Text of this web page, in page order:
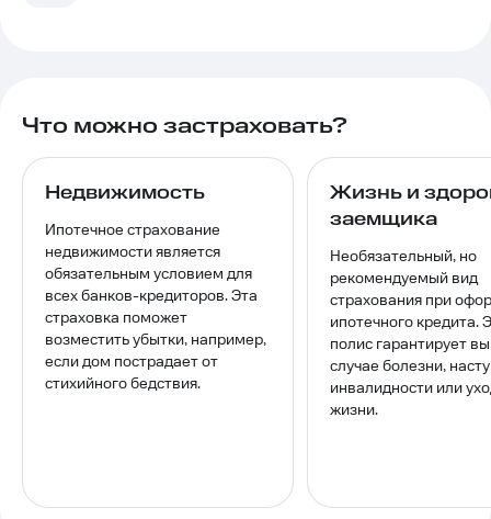
Что можно застраховать?
Недвижимость
Ипотечное страхование
недвижимости является
обязательным условием для
всех банков-кредиторов. Эта
страховка поможет
возместить убытки, например,
если дом пострадает от
стихийного бедствия.
Жизнь и
заемщика
Необязательный, но
рекомендуемый вид
страхования при
ипотечного кредита.
полис гарантирует
случае болезни,
инвалидности или
жизни.